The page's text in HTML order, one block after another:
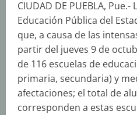
CIUDAD DE PUEBLA,
Educación Pública del
que, a causa de las
partir del jueves 9 de
de 116 escuelas de
primaria, secundaria) y
afectaciones; el total de
corresponden a estas